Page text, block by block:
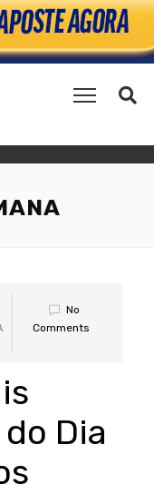
No
Comments
Dia